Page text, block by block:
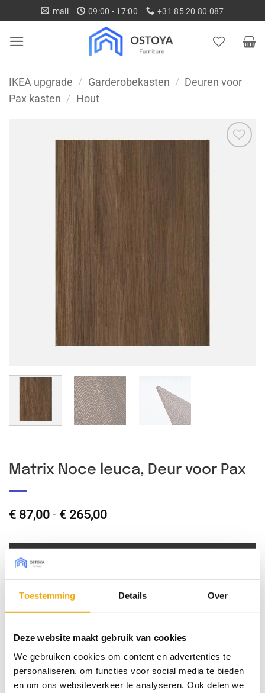
Toestemming Details Over
Deze website maakt gebruik van cookies
We gebruiken cookies om content en advertenties te
personaliseren, om functies voor social media te bieden
en om ons websiteverkeer te analyseren. Ook delen we
naar
inhoud
mail 09:00 - 17:00 +31 85 20 80 087
IKEA upgrade / Garderobekasten /
Deuren voor
Pax kasten / Hout
Matrix Noce leuca, Deur voor Pax
€ 87,00 - € 265,00Prijsklasse:
€ 265,00
Type front
Afmeting Pax (bxh)
Draairichting